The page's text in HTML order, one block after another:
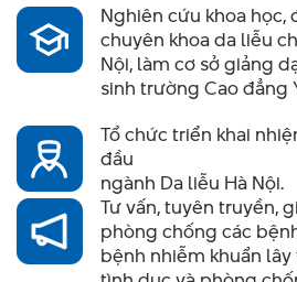
Nghiên cứu khoa học,
chuyên khoa da liễu
Nội, làm cơ sở giảng
sinh trường Cao đẳng
Tổ chức triển khai
đầu
ngành Da liễu Hà Nội.
Tư vấn, tuyên truyền,
phòng chống các
bệnh nhiễm khuẩn